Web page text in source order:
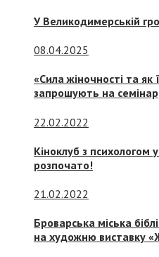
У Великодимерській
08.04.2025
«Сила жіночності та
запрошують на семінар
22.02.2022
Кіноклуб з психологом
розпочато!
21.02.2022
Броварська міська
на художню виставку